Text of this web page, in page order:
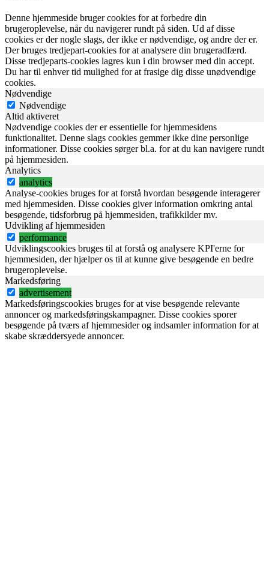
Denne hjemmeside bruger cookies for at forbedre din
brugeroplevelse, når du navigerer rundt på siden. Ud af disse
cookies er der nogle slags, der ikke er nødvendige, og andre der er.
Der bruges tredjepart-cookies for at analysere din brugeradfærd.
Disse tredjeparts-cookies lagres kun i din browser med din accept.
Du har til enhver tid mulighed for at frasige dig disse unødvendige
cookies.
Nødvendige
Nødvendige
Altid aktiveret
Nødvendige cookies der er essentielle for hjemmesidens
funktionalitet. Denne slags cookies gemmer ikke dine personlige
informationer. Disse cookies sørger bl.a. for at du kan navigere rundt
på hjemmesiden.
Analytics
analytics
Analyse-cookies bruges for at forstå hvordan besøgende interagerer
med hjemmesiden. Disse cookies giver information omkring antal
besøgende, tidsforbrug på hjemmesiden, trafikkilder mv.
Udvikling af hjemmesiden
performance
Udviklingscookies bruges til at forstå og analysere KPI'erne for
hjemmesiden, der hjælper os til at kunne give besøgende en bedre
brugeroplevelse.
Markedsføring
advertisement
Markedsføringscookies bruges for at vise besøgende relevante
annoncer og markedsføringskampagner. Disse cookies sporer
besøgende på tværs af hjemmesider og indsamler information for at
skabe skræddersyede annoncer.